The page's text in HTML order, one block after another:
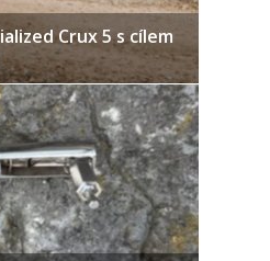
Crux 5 s cílem